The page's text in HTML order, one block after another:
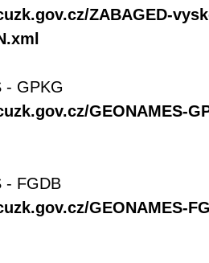
ZABAGED-
- GPKG
GEONAMES-
- FGDB
GEONAMES-